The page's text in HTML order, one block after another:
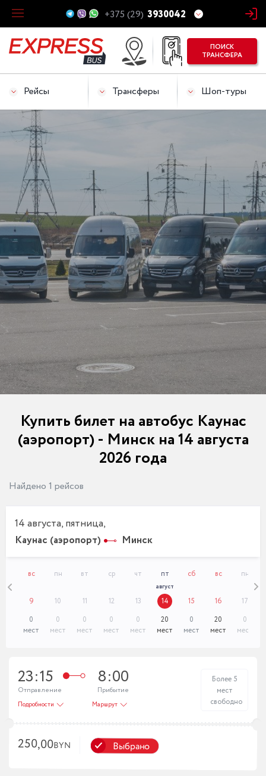
+375 (29) 3930042
ПОИСК
ТРАНСФЕРА
Рейсы Трансферы Шоп-туры
Купить билет на автобус Каунас
(аэропорт) - Минск на 14 августа
2026 года
Найдено 1 рейсов
14 августа, пятница,
Каунас (аэропорт)
Минск
вс
9
0
мест
пн
10
0
мест
вт
11
0
мест
ср
12
0
мест
чт
13
0
мест
пт
август
14
20
мест
сб
15
0
мест
вс
16
20
мест
пн
17
0
мест
Подробности Маршрут
23:15
Отправление
8:00
Прибытие
Более 5
мест
свободно
250,00BYN Выбрано